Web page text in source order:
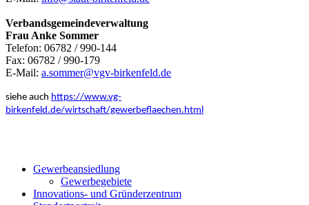
Verbandsgemeindeverwaltung
Frau Anke Sommer
Telefon: 06782 / 990-144
Fax: 06782 / 990-179
E-Mail: a.sommer@vgv-birkenfeld.de
siehe auch https://www.vg-
birkenfeld.de/wirtschaft/gewerbeflaechen.html
Gewerbeansiedlung
Gewerbegebiete
Innovations- und Gründerzentrum